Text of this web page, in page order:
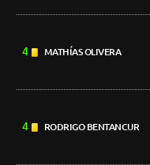
4 MATHÍAS OLIVERA
4 RODRIGO BENTANCUR